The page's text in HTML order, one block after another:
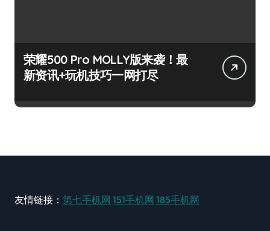
荣耀500 Pro MOLLY版来袭！最
新资讯+玩机技巧一网打尽
友情链接： 第七手机网 151手机网 185手机网